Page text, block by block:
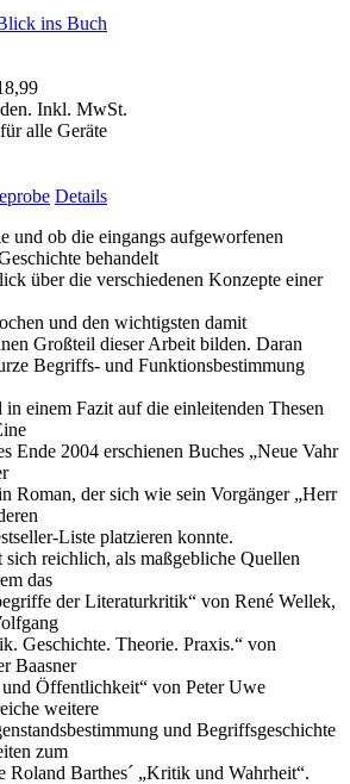
ins Buch
Inkl. MwSt.
alle Geräte
Details
und ob die eingangs aufgeworfenen
behandelt
über die verschiedenen Konzepte einer
und den wichtigsten damit
Großteil dieser Arbeit bilden. Daran
Begriffs- und Funktionsbestimmung
einem Fazit auf die einleitenden Thesen
Ende 2004 erschienen Buches „Neue Vahr
Roman, der sich wie sein Vorgänger „Herr
Liste platzieren konnte.
reichlich, als maßgebliche Quellen
das
der Literaturkritik“ von René Wellek,
Geschichte. Theorie. Praxis.“ von
Baasner
Öffentlichkeit“ von Peter Uwe
weitere
und Begriffsgeschichte
zum
Barthes´ „Kritik und Wahrheit“.